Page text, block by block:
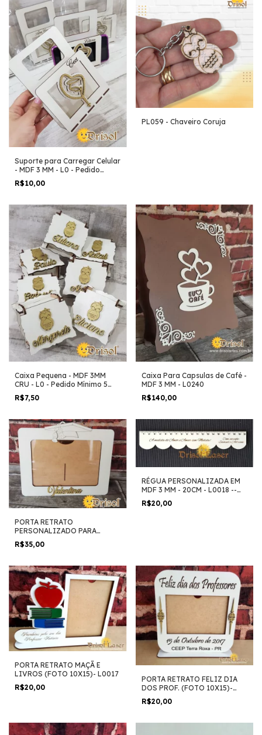
Suporte para Carregar Celular
- MDF 3 MM - L0 - Pedido
Mínimo 5 Unidades
R$10,00
PL059 - Chaveiro Coruja
Caixa Pequena - MDF 3MM
CRU - L0 - Pedido Mínimo 5
Unidades
R$7,50
Caixa Para Capsulas de Café -
MDF 3 MM - L0240
R$140,00
PORTA RETRATO
PERSONALIZADO PARA
FORMATURA 15X21 - L0149
R$35,00
RÉGUA PERSONALIZADA EM
MDF 3 MM - 20CM - L0018 --
Pedido Mínimo 2 Unidades
R$20,00
PORTA RETRATO MAÇÃ E
LIVROS (FOTO 10X15)- L0017
R$20,00
PORTA RETRATO FELIZ DIA
DOS PROF. (FOTO 10X15)-
L0016
R$20,00